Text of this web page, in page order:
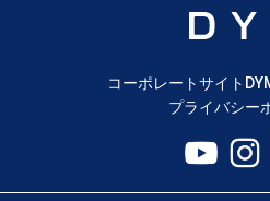
コーポレートサイト
プライバシー